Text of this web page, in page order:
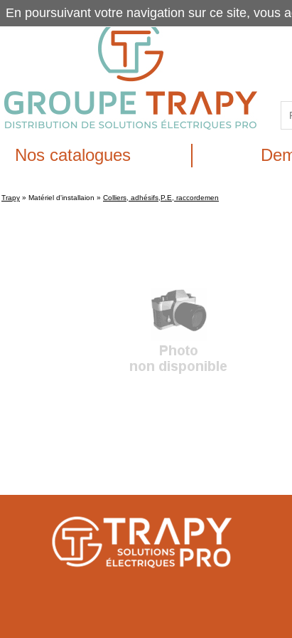
Nos catalogues
Trapy » Matériel d'installaion » Colliers, adhésifs,P.E, raccordemen
En poursuivant votre navigation sur ce site,